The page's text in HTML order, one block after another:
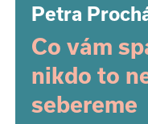
Petra
Co vám
nikdo to
sebereme